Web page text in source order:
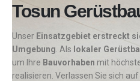
Tosun
Unser Einsatzgebiet erstreckt
Umgebung . Als lokaler
um Ihre Bauvorhaben mit
realisieren. Verlassen Sie sich auf